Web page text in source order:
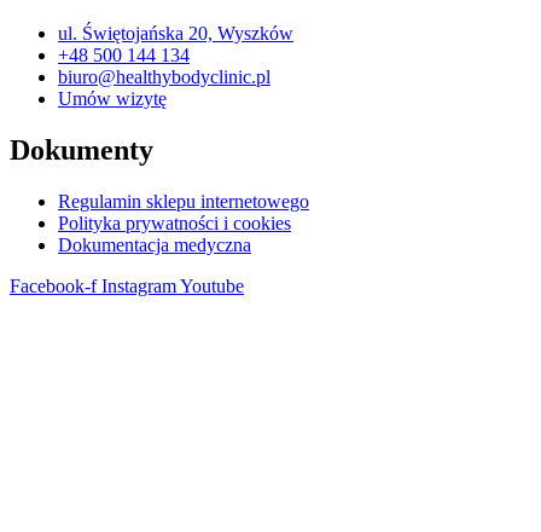
ul. Świętojańska 20, Wyszków
+48 500 144 134
biuro@healthybodyclinic.pl
Umów wizytę
Dokumenty
Regulamin sklepu internetowego
Polityka prywatności i cookies
Dokumentacja medyczna
Facebook-f InstagramYoutube